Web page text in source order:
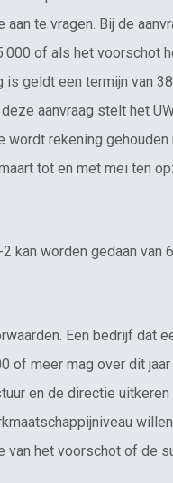
te vragen. Bij de
of als het voorschot
is geldt een termijn van
aanvraag stelt het
rekening
tot en met mei ten
2 kan worden gedaan
Een bedrijf dat
of meer mag over dit
en de directie
van het voorschot of de